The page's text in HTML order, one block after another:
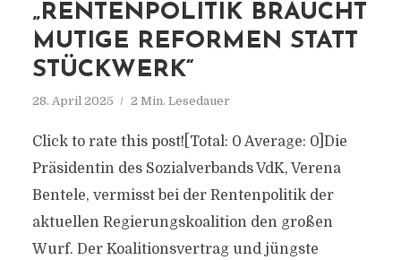
„RENTENPOLITIK BRAUCHT
MUTIGE REFORMEN STATT
STÜCKWERK“
28. April 2025 2 Min. Lesedauer
Click to rate this post![Total: 0 Average: 0]Die
Präsidentin des Sozialverbands VdK, Verena
Bentele, vermisst bei der Rentenpolitik der
aktuellen Regierungskoalition den großen
Wurf. Der Koalitionsvertrag und jüngste